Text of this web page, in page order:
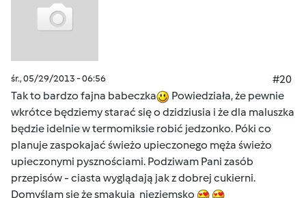
śr., 05/29/2013 - 06:56
#20
Tak to bardzo fajna babeczka
Powiedziała, że pewnie
wkrótce będziemy starać się o dzidziusia i że dla maluszka
będzie idelnie w termomiksie robić jedzonko. Póki co
planuje zaspokajać świeżo upieczonego męża świeżo
upieczonymi pysznościami. Podziwam Pani zasób
przepisów - ciasta wyglądają jak z dobrej cukierni.
Domyślam się że smakują nieziemsko